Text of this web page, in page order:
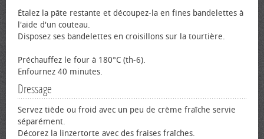
Étalez la pâte restante et découpez-la en fines bandelettes à
l'aide d'un couteau.
Disposez ses bandelettes en croisillons sur la tourtière.
Préchauffez le four à 180°C (th-6).
Enfournez 40 minutes.
Dressage
Servez tiède ou froid avec un peu de crème fraîche servie
séparément.
Décorez la linzertorte avec des fraises fraîches.